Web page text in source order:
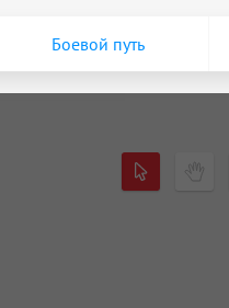
Боевой путь